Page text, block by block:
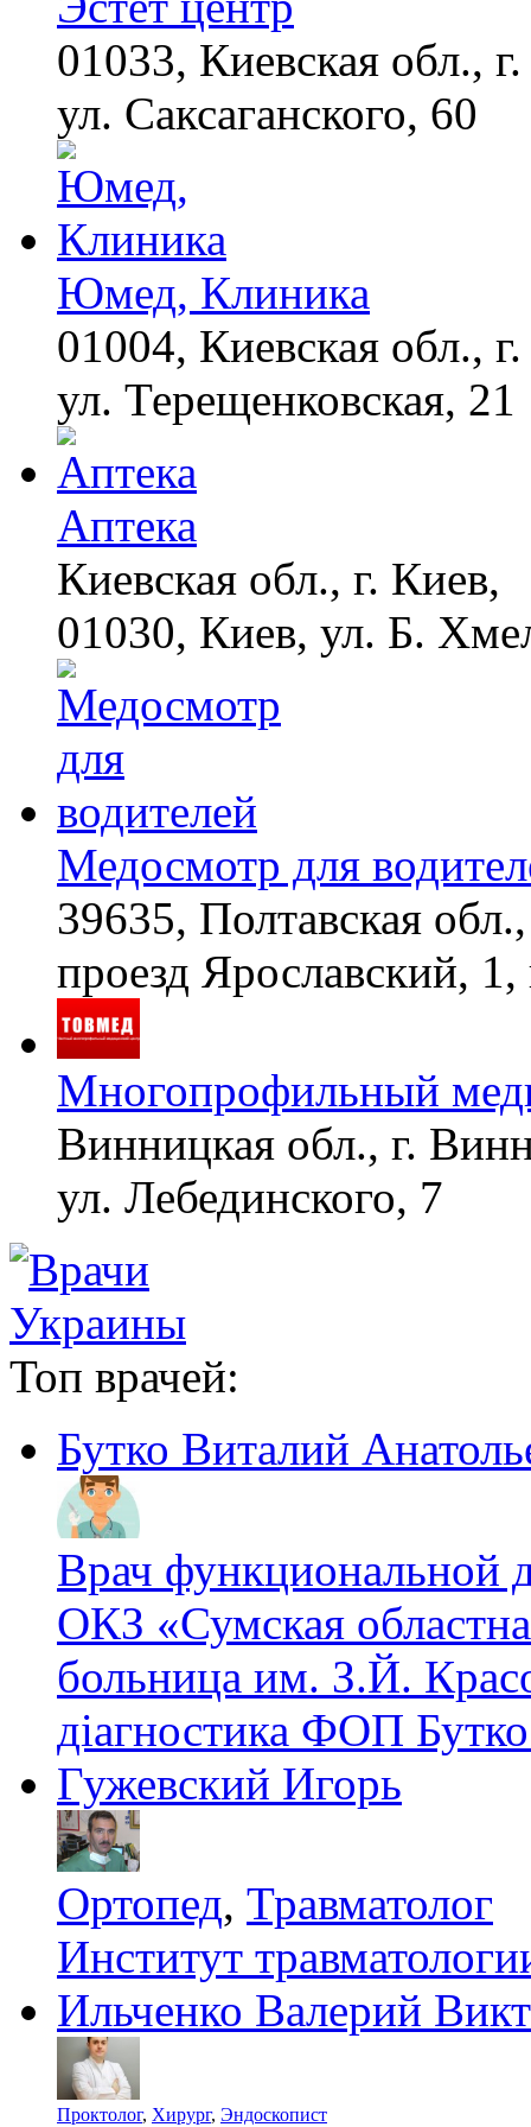
01033, Киевская обл.,
ул. Саксаганского, 60
Юмед, Клиника
01004, Киевская обл.,
ул. Терещенковская, 21
Аптека
Киевская обл., г. Киев,
01030, Киев, ул. Б.
Медосмотр для
39635, Полтавская
проезд Ярославский, 1,
Многопрофильный
Винницкая обл., г.
ул. Лебединского, 7
Топ врачей:
Бутко Виталий
Врач функциональной
ОКЗ «Сумская
больница им. З.Й.
діагностика ФОП
Гужевский Игорь
Ортопед, Травматолог
Институт
Ильченко Валерий
Проктолог, Хирург, Эндоскопист